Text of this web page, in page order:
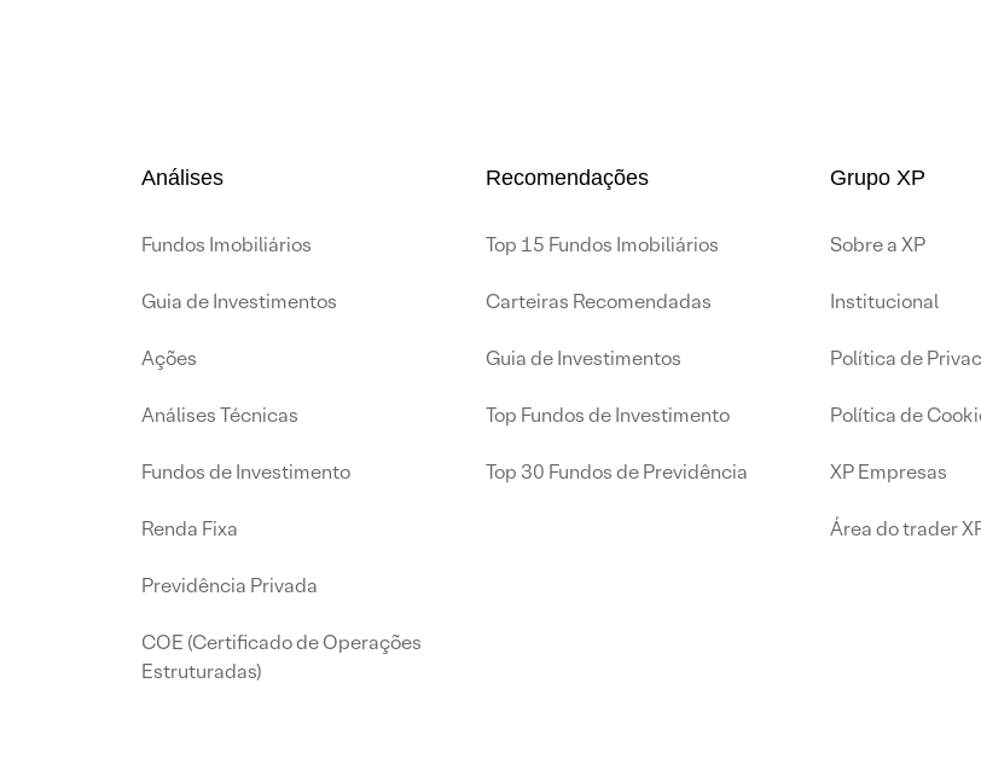
Análises
Fundos Imobiliários
Guia de Investimentos
Ações
Análises Técnicas
Fundos de Investimento
Renda Fixa
Previdência Privada
COE (Certificado de Operações
Estruturadas)
Recomendações
Top 15 Fundos Imobiliários
Carteiras Recomendadas
Guia de Investimentos
Top Fundos de Investimento
Top 30 Fundos de Previdência
Grupo XP
Sobre a XP
Institucional
Política de
Política de
XP Empresas
Área do trader